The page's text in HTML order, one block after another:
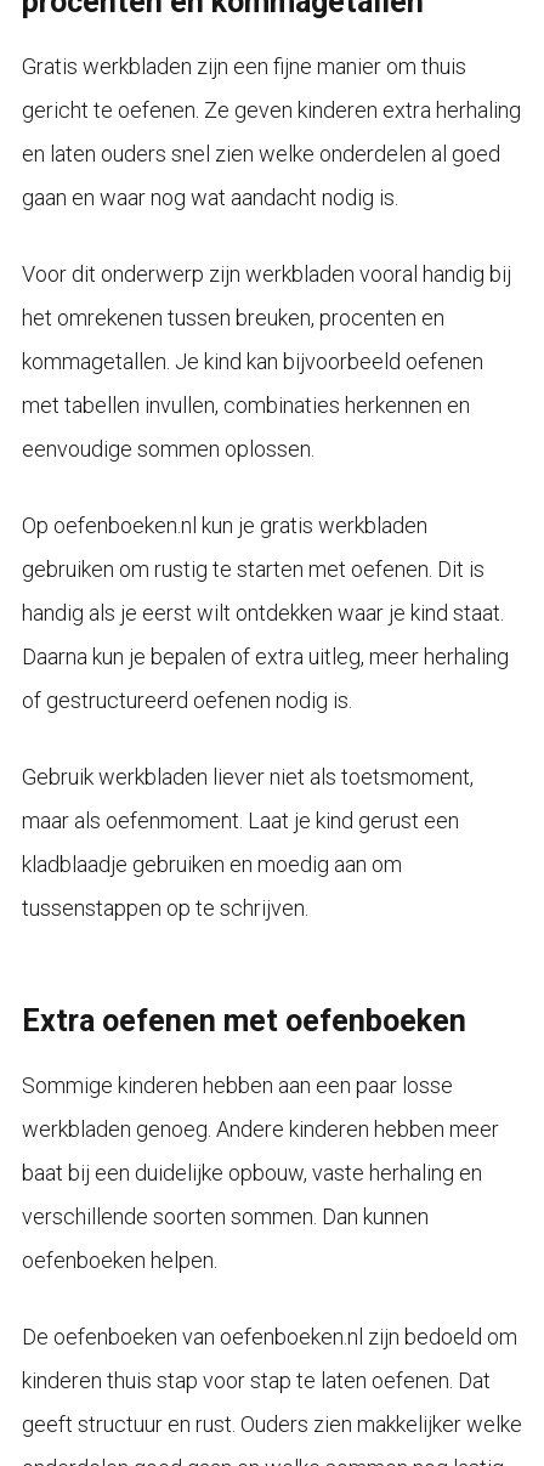
Gratis werkbladen zijn een fijne manier om thuis
gericht te oefenen. Ze geven kinderen extra herhaling
en laten ouders snel zien welke onderdelen al goed
gaan en waar nog wat aandacht nodig is.
Voor dit onderwerp zijn werkbladen vooral handig bij
het omrekenen tussen breuken, procenten en
kommagetallen. Je kind kan bijvoorbeeld oefenen
met tabellen invullen, combinaties herkennen en
eenvoudige sommen oplossen.
Op oefenboeken.nl kun je gratis werkbladen
gebruiken om rustig te starten met oefenen. Dit is
handig als je eerst wilt ontdekken waar je kind staat.
Daarna kun je bepalen of extra uitleg, meer herhaling
of gestructureerd oefenen nodig is.
Gebruik werkbladen liever niet als toetsmoment,
maar als oefenmoment. Laat je kind gerust een
kladblaadje gebruiken en moedig aan om
tussenstappen op te schrijven.
Extra oefenen met oefenboeken
Sommige kinderen hebben aan een paar losse
werkbladen genoeg. Andere kinderen hebben meer
baat bij een duidelijke opbouw, vaste herhaling en
verschillende soorten sommen. Dan kunnen
oefenboeken helpen.
De oefenboeken van oefenboeken.nl zijn bedoeld om
kinderen thuis stap voor stap te laten oefenen. Dat
geeft structuur en rust. Ouders zien makkelijker welke